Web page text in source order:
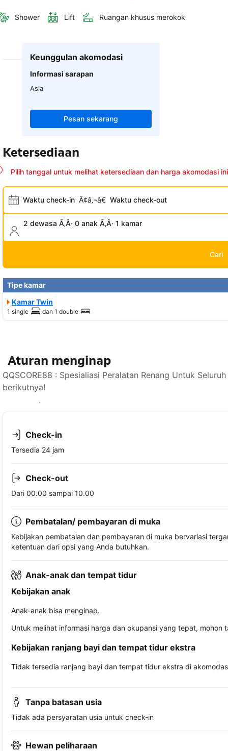
Shower Lift Ruangan khusus merokok
Keunggulan akomodasi
Informasi sarapan
Asia
Pesan sekarang
Ketersediaan
Pilih tanggal untuk melihat ketersediaan dan harga akomodasi ini
Waktu check-in Ã¢â‚¬â€ Waktu check-out
2 dewasa Ã‚Â· 0 anak Ã‚Â· 1 kamar
Cari
Tipe kamar
Kamar Twin
1 single dan 1 double
Aturan menginap
QQSCORE88 : Spesialiasi Peralatan Renang Untuk
berikutnya!
Lihat ketersediaan
Check-in
Tersedia 24 jam
Check-out
Dari 00.00 sampai 10.00
Pembatalan/ pembayaran di muka
Kebijakan pembatalan dan pembayaran di muka bervariasi
ketentuan dari opsi yang Anda butuhkan.
Anak-anak dan tempat tidur
Kebijakan anak
Anak-anak bisa menginap.
Untuk melihat informasi harga dan okupansi yang tepat,
Kebijakan ranjang bayi dan tempat tidur ekstra
Tidak tersedia ranjang bayi dan tempat tidur ekstra di
Tanpa batasan usia
Tidak ada persyaratan usia untuk check-in
Hewan peliharaan